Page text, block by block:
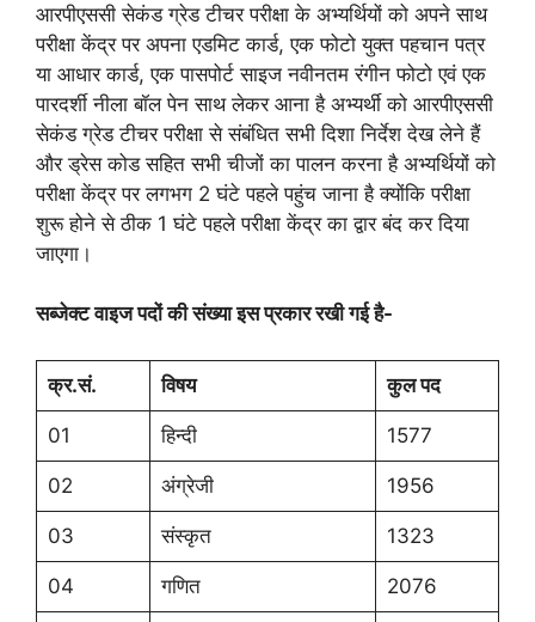
आरपीएससी सेकंड ग्रेड टीचर परीक्षा के अभ्यर्थियों को अपने साथ
परीक्षा केंद्र पर अपना एडमिट कार्ड, एक फोटो युक्त पहचान पत्र
या आधार कार्ड, एक पासपोर्ट साइज नवीनतम रंगीन फोटो एवं एक
पारदर्शी नीला बॉल पेन साथ लेकर आना है अभ्यर्थी को आरपीएससी
सेकंड ग्रेड टीचर परीक्षा से संबंधित सभी दिशा निर्देश देख लेने हैं
और ड्रेस कोड सहित सभी चीजों का पालन करना है अभ्यर्थियों को
परीक्षा केंद्र पर लगभग 2 घंटे पहले पहुंच जाना है क्योंकि परीक्षा
शुरू होने से ठीक 1 घंटे पहले परीक्षा केंद्र का द्वार बंद कर दिया
जाएगा।
सब्जेक्ट वाइज पदों की संख्या इस प्रकार रखी गई है-
क्र.सं. विषय कुल पद
01 हिन्दी 1577
02 अंग्रेजी 1956
03 संस्कृत 1323
04 गणित 2076